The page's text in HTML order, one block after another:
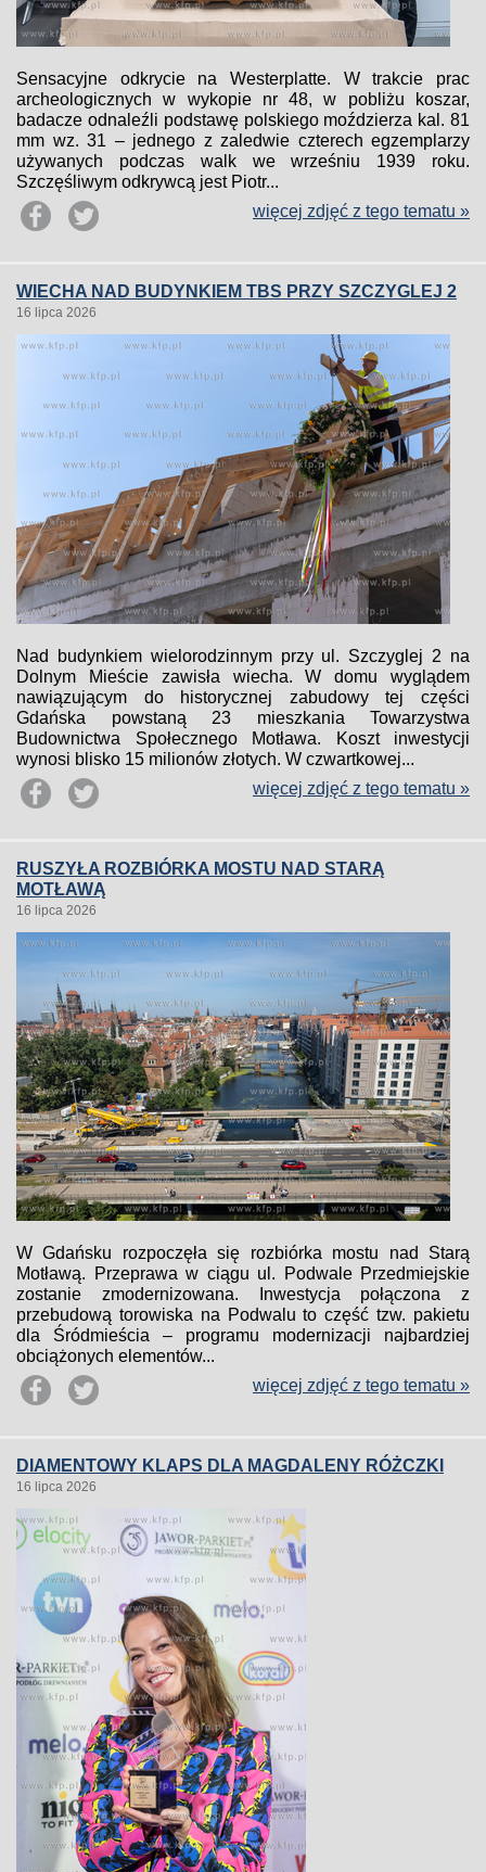
Sensacyjne odkrycie na Westerplatte. W trakcie prac
archeologicznych w wykopie nr 48, w pobliżu koszar,
badacze odnaleźli podstawę polskiego moździerza kal. 81
mm wz. 31 – jednego z zaledwie czterech egzemplarzy
używanych podczas walk we wrześniu 1939 roku.
Szczęśliwym odkrywcą jest Piotr...
więcej zdjęć z tego tematu »
WIECHA NAD BUDYNKIEM TBS PRZY SZCZYGLEJ 2
16 lipca 2026
Nad budynkiem wielorodzinnym przy ul. Szczyglej 2 na
Dolnym Mieście zawisła wiecha. W domu wyglądem
nawiązującym do historycznej zabudowy tej części
Gdańska powstaną 23 mieszkania Towarzystwa
Budownictwa Społecznego Motława. Koszt inwestycji
wynosi blisko 15 milionów złotych. W czwartkowej...
więcej zdjęć z tego tematu »
RUSZYŁA ROZBIÓRKA MOSTU NAD STARĄ
MOTŁAWĄ
16 lipca 2026
W Gdańsku rozpoczęła się rozbiórka mostu nad Starą
Motławą. Przeprawa w ciągu ul. Podwale Przedmiejskie
zostanie zmodernizowana. Inwestycja połączona z
przebudową torowiska na Podwalu to część tzw. pakietu
dla Śródmieścia – programu modernizacji najbardziej
obciążonych elementów...
więcej zdjęć z tego tematu »
DIAMENTOWY KLAPS DLA MAGDALENY RÓŻCZKI
16 lipca 2026